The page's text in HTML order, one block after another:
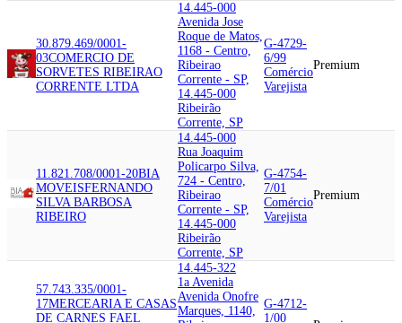
30.879.469/0001-
03COMERCIO DE
SORVETES RIBEIRAO
CORRENTE LTDA
14.445-000
Avenida Jose
Roque de Matos,
1168 - Centro,
Ribeirao
Corrente - SP,
14.445-000
Ribeirão
Corrente, SP
G-4729-
6/99
Comércio
Varejista
Premium
11.821.708/0001-20BIA
MOVEISFERNANDO
SILVA BARBOSA
RIBEIRO
14.445-000
Rua Joaquim
Policarpo Silva,
724 - Centro,
Ribeirao
Corrente - SP,
14.445-000
Ribeirão
Corrente, SP
G-4754-
7/01
Comércio
Varejista
Premium
57.743.335/0001-
17MERCEARIA E CASAS
DE CARNES FAEL
14.445-322
1a Avenida
Avenida Onofre
Marques, 1140,
G-4712-
1/00